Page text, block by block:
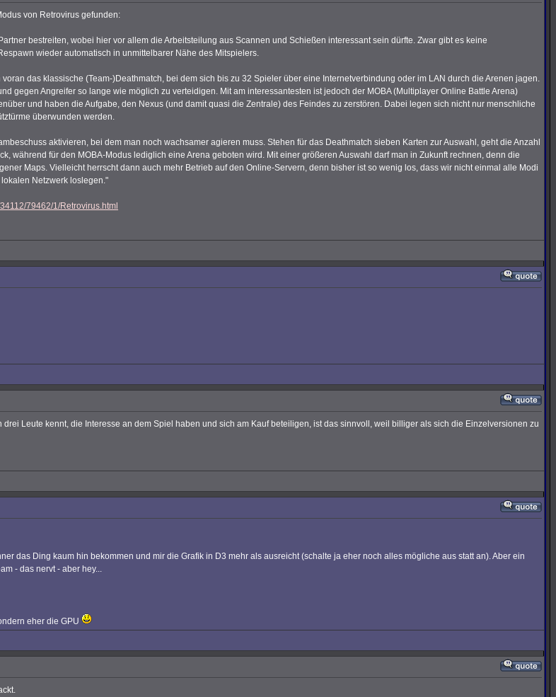
von Retrovirus gefunden:
bestreiten, wobei hier vor allem die Arbeitsteilung aus Scannen und Schießen interessant sein dürfte. Zwar gibt es keine
wieder automatisch in unmittelbarer Nähe des Mitspielers.
das klassische (Team-)Deathmatch, bei dem sich bis zu 32 Spieler über eine Internetverbindung oder im LAN durch die Arenen jagen.
gegen Angreifer so lange wie möglich zu verteidigen. Mit am interessantesten ist jedoch der MOBA (Multiplayer Online Battle Arena)
und haben die Aufgabe, den Nexus (und damit quasi die Zentrale) des Feindes zu zerstören. Dabei legen sich nicht nur menschliche
überwunden werden.
aktivieren, bei dem man noch wachsamer agieren muss. Stehen für das Deathmatch sieben Karten zur Auswahl, geht die Anzahl
während für den MOBA-Modus lediglich eine Arena geboten wird. Mit einer größeren Auswahl darf man in Zukunft rechnen, denn die
Maps. Vielleicht herrscht dann auch mehr Betrieb auf den Online-Servern, denn bisher ist so wenig los, dass wir nicht einmal alle Modi
Netzwerk loslegen."
79462/1/Retrovirus.html
Leute kennt, die Interesse an dem Spiel haben und sich am Kauf beteiligen, ist das sinnvoll, weil billiger als sich die Einzelversionen zu
das Ding kaum hin bekommen und mir die Grafik in D3 mehr als ausreicht (schalte ja eher noch alles mögliche aus statt an). Aber ein
- das nervt - aber hey...
eher die GPU